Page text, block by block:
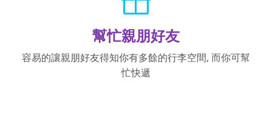
幫忙親朋好友
容易的讓親朋好友得知你有多餘的行李空間, 而你可幫
忙快遞